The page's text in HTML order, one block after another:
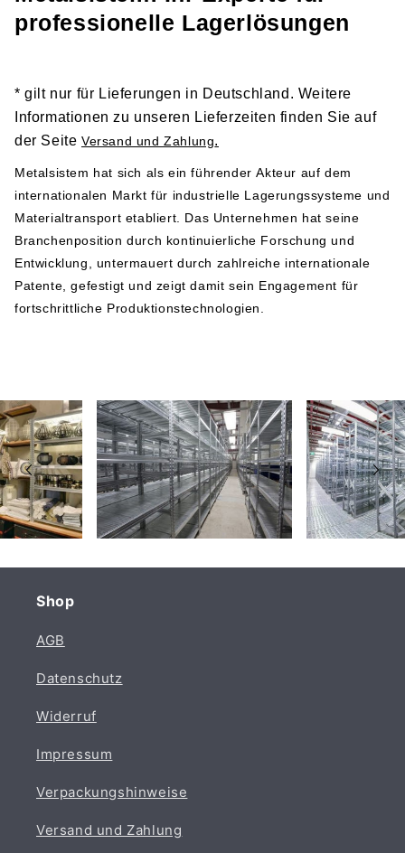
Links zu den entsprechenden Dokumenten und sollten
vor der Installation und Nutzung der Produkte gründlich
Sicherheitshinweis 1
Metalsistem
Viale dell’Industria 2
38068 Rovereto
Italy
Telefonnummer: +39 0464 303030
professionelle Lagerlösungen
* gilt nur für Lieferungen in Deutschland. Weitere
Informationen zu unseren Lieferzeiten finden Sie auf
der Seite Versand und Zahlung.
Metalsistem hat sich als ein führender Akteur auf dem
internationalen Markt für industrielle Lagerungssysteme und
Materialtransport etabliert. Das Unternehmen hat seine
Branchenposition durch kontinuierliche Forschung und
Entwicklung, untermauert durch zahlreiche internationale
Patente, gefestigt und zeigt damit sein Engagement für
fortschrittliche Produktionstechnologien.
Shop
AGB
Datenschutz
Widerruf
Impressum
Verpackungshinweise
Versand und Zahlung